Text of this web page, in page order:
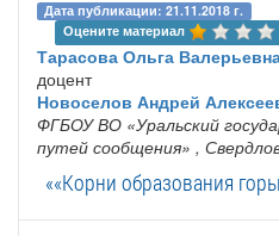
Дата публикации: 21.11.2018 г.
Оцените материал
Тарасова Ольга
доцент
Новоселов Андрей
ФГБОУ ВО «Уральский
путей сообщения» ,
««Корни образования